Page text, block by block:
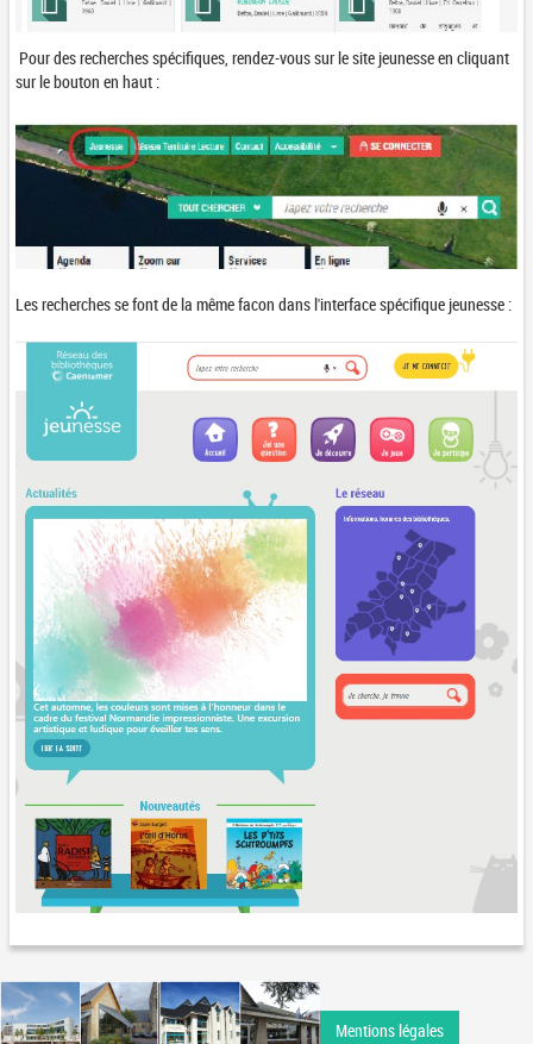
Pour des recherches spécifiques, rendez-vous sur le site jeunesse en cliquant
sur le bouton en haut :
Les recherches se font de la même facon dans l'interface spécifique jeunesse :
Mentions légales